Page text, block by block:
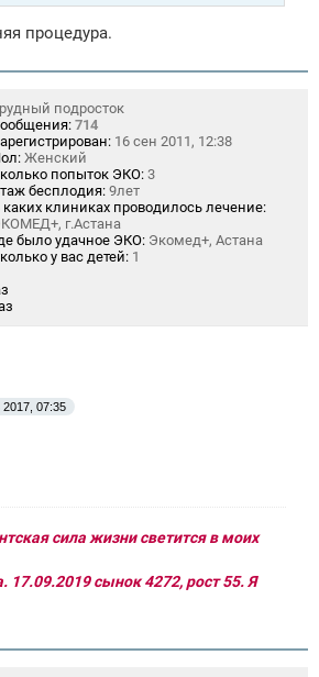
процедура.
подросток
714
16 сен 2011, 12:38
Женский
попыток ЭКО: 3
бесплодия: 9лет
каких клиниках проводилось лечение:
г.Астана
было удачное ЭКО: Экомед+, Астана
у вас детей: 1
07:35
сила жизни светится в моих
сынок 4272, рост 55. Я